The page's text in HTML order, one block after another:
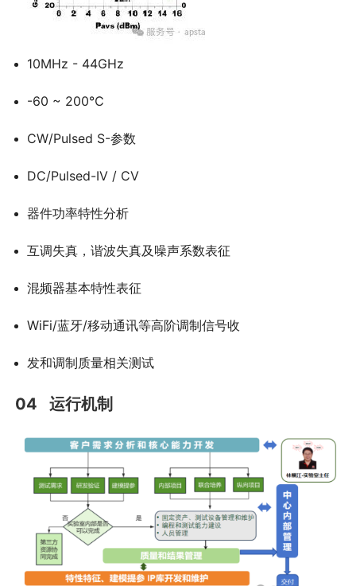
10MHz - 44GHz
-60 ~ 200℃
CW/Pulsed S-参数
DC/Pulsed-IV / CV
器件功率特性分析
互调失真，谐波失真及噪声系数表征
混频器基本特性表征
WiFi/蓝牙/移动通讯等高阶调制信号收
发和调制质量相关测试
04 运行机制